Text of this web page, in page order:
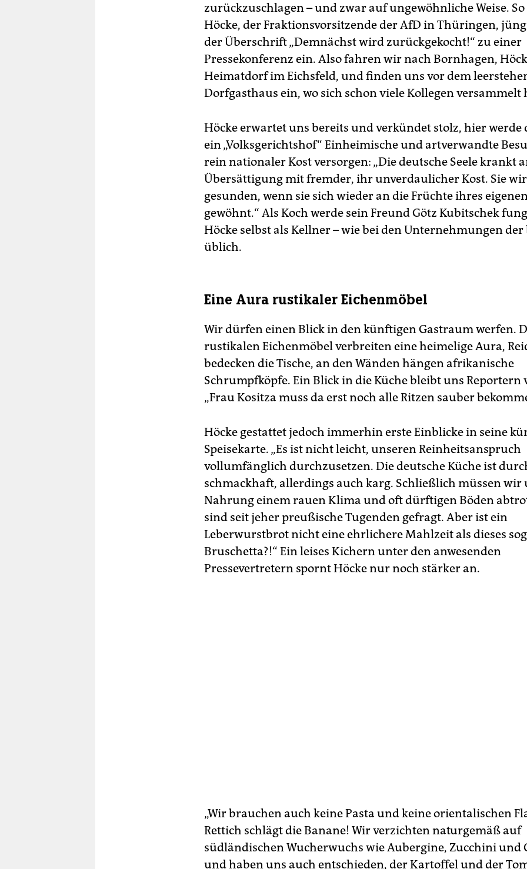
zurückzuschlagen – und zwar auf ungewöhnliche Weise.
Höcke, der Fraktionsvorsitzende der AfD in Thüringen,
der Überschrift „Demnächst wird zurückgekocht!“ zu einer
Pressekonferenz ein. Also fahren wir nach Bornhagen,
Heimatdorf im Eichsfeld, und finden uns vor dem
Dorfgasthaus ein, wo sich schon viele Kollegen versammelt
Höcke erwartet uns bereits und verkündet stolz, hier werde
ein „Volksgerichtshof“ Einheimische und artverwandte
rein nationaler Kost versorgen: „Die deutsche Seele krankt
Übersättigung mit fremder, ihr unverdaulicher Kost. Sie
gesunden, wenn sie sich wieder an die Früchte ihres
gewöhnt.“ Als Koch werde sein Freund Götz Kubitschek
Höcke selbst als Kellner – wie bei den Unternehmungen der
üblich.
Eine Aura rustikaler Eichenmöbel
Wir dürfen einen Blick in den künftigen Gastraum werfen.
rustikalen Eichenmöbel verbreiten eine heimelige Aura,
bedecken die Tische, an den Wänden hängen afrikanische
Schrumpfköpfe. Ein Blick in die Küche bleibt uns Reportern
„Frau Kositza muss da erst noch alle Ritzen sauber
Höcke gestattet jedoch immerhin erste Einblicke in seine
Speisekarte. „Es ist nicht leicht, unseren Reinheitsanspruch
vollumfänglich durchzusetzen. Die deutsche Küche ist
schmackhaft, allerdings auch karg. Schließlich müssen wir
Nahrung einem rauen Klima und oft dürftigen Böden
sind seit jeher preußische Tugenden gefragt. Aber ist ein
Leberwurstbrot nicht eine ehrlichere Mahlzeit als dieses
Bruschetta?!“ Ein leises Kichern unter den anwesenden
Pressevertretern spornt Höcke nur noch stärker an.
„Wir brauchen auch keine Pasta und keine orientalischen
Rettich schlägt die Banane! Wir verzichten naturgemäß auf
südländischen Wucherwuchs wie Aubergine, Zucchini und
und haben uns auch entschieden, der Kartoffel und der